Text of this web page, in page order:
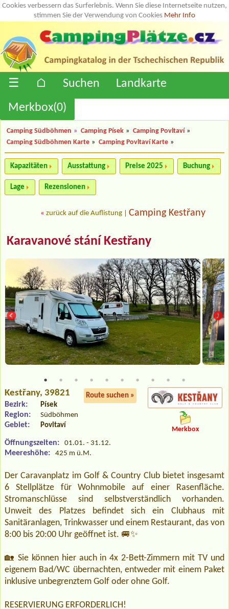
Cookies verbessern das Surferlebnis. Wenn Sie diese Internetseite nutzen,
stimmen Sie der Verwendung von Cookies Mehr Info
☰ ⌂ Suchen
Landkarte
Merkbox(0)
Camping Südböhmen » Camping Písek » Camping Povltaví »
Camping Südböhmen Karte » Camping Povltaví Karte »
Kapazitäten Ausstattung Preise 2025 Buchung
Lage Rezensionen
« zurück auf die Auflistung Camping Kestřany
Karavanové stání Kestřany
Kestřany, 39821 Route suchen »
Bezirk: Písek
Region: Südböhmen
Gebiet: Povltaví
Öffnungszeiten: 01.01. - 31.12.
Meereshöhe: 425 m ü.M.
Merkbox
Der Caravanplatz im Golf & Country Club bietet insgesamt
6 Stellplätze für Wohnmobile auf einer Rasenfläche.
Stromanschlüsse sind selbstverständlich vorhanden.
Unweit des Platzes befindet sich ein Clubhaus mit
Sanitäranlagen, Trinkwasser und einem Restaurant, das von
8:00 bis 20:00 Uhr geöffnet ist. 🚐✨
🏡 Sie können hier auch in 4x 2-Bett-Zimmern mit TV und
eigenem Bad/WC übernachten, entweder mit einem Paket
inklusive unbegrenztem Golf oder ohne Golf.
RESERVIERUNG ERFORDERLICH!